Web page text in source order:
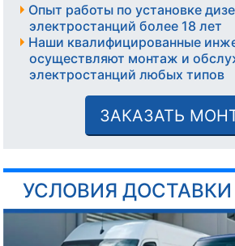
Опыт работы по установке
электростанций более 18 лет
Наши квалифицированные
осуществляют монтаж и
электростанций любых типов
ЗАКАЗАТЬ
УСЛОВИЯ